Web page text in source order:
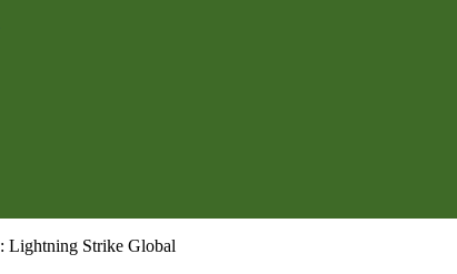
Lightning Strike Global